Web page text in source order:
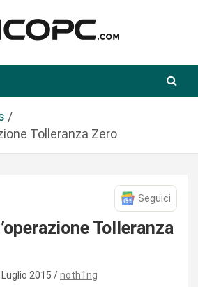
Tolleranza Zero
Seguici
Tolleranza
2015 noth1ng